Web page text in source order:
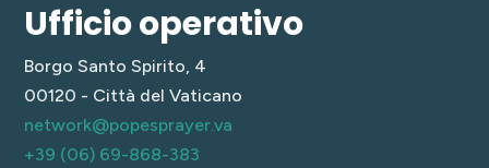
Ufficio operativo
Borgo Santo Spirito, 4
00120 - Città del Vaticano
network@popesprayer.va
+39 (06) 69-868-383